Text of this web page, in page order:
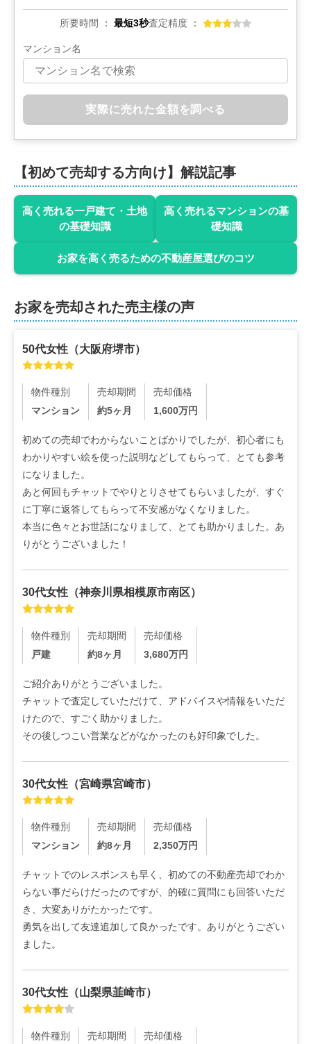
所要時間 最短3秒査定精度
マンション名
実際に売れた金額を調べる
【初めて売却する方向け】解説記事
高く売れる一戸建て・土地
の基礎知識
高く売れるマンションの基
礎知識
お家を高く売るための不動産屋選びのコツ
お家を売却された売主様の声
50代女性 （大阪府堺市）
物件種別
マンション
売却期間
約5ヶ月
売却価格
1,600万円
初めての売却でわからないことばかりでしたが、初心者にも
わかりやすい絵を使った説明などしてもらって、とても参考
になりました。
あと何回もチャットでやりとりさせてもらいましたが、すぐ
に丁寧に返答してもらって不安感がなくなりました。
本当に色々とお世話になりまして、とても助かりました。あ
りがとうございました！
30代女性 （神奈川県相模原市南区）
物件種別
戸建
売却期間
約8ヶ月
売却価格
3,680万円
ご紹介ありがとうございました。
チャットで査定していただけて、アドバイスや情報をいただ
けたので、すごく助かりました。
その後しつこい営業などがなかったのも好印象でした。
30代女性 （宮崎県宮崎市）
物件種別
マンション
売却期間
約8ヶ月
売却価格
2,350万円
チャットでのレスポンスも早く、初めての不動産売却でわか
らない事だらけだったのですが、的確に質問にも回答いただ
き、大変ありがたかったです。
勇気を出して友達追加して良かったです。ありがとうござい
ました。
30代女性 （山梨県韮崎市）
物件種別 売却期間 売却価格